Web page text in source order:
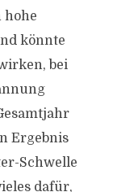
hohe
könnte
bei
Ergebnis
Schwelle
dafür,